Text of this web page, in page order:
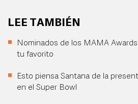
LEE TAMBIÉN
Nominados de los MAMA
tu favorito
Esto piensa Santana de la
en el Super Bowl